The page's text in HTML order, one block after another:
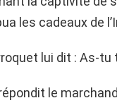
les cadeaux de
lui dit : As-
le